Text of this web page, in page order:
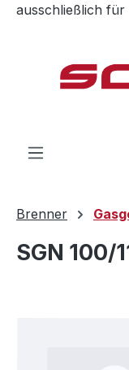
Zum Hauptinhalt
ausschließlich für
Brenner
SGN 100/